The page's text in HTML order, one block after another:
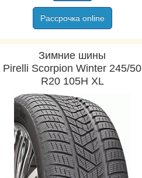
Рассрочка online
Зимние шины
Pirelli Scorpion Winter 245/50
R20 105H XL